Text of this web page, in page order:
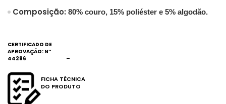
Composição: 80% couro, 15% poliéster e 5% algodão.
CERTIFICADO DE
APROVAÇÃO: Nº
44286
FICHA TÉCNICA
DO PRODUTO